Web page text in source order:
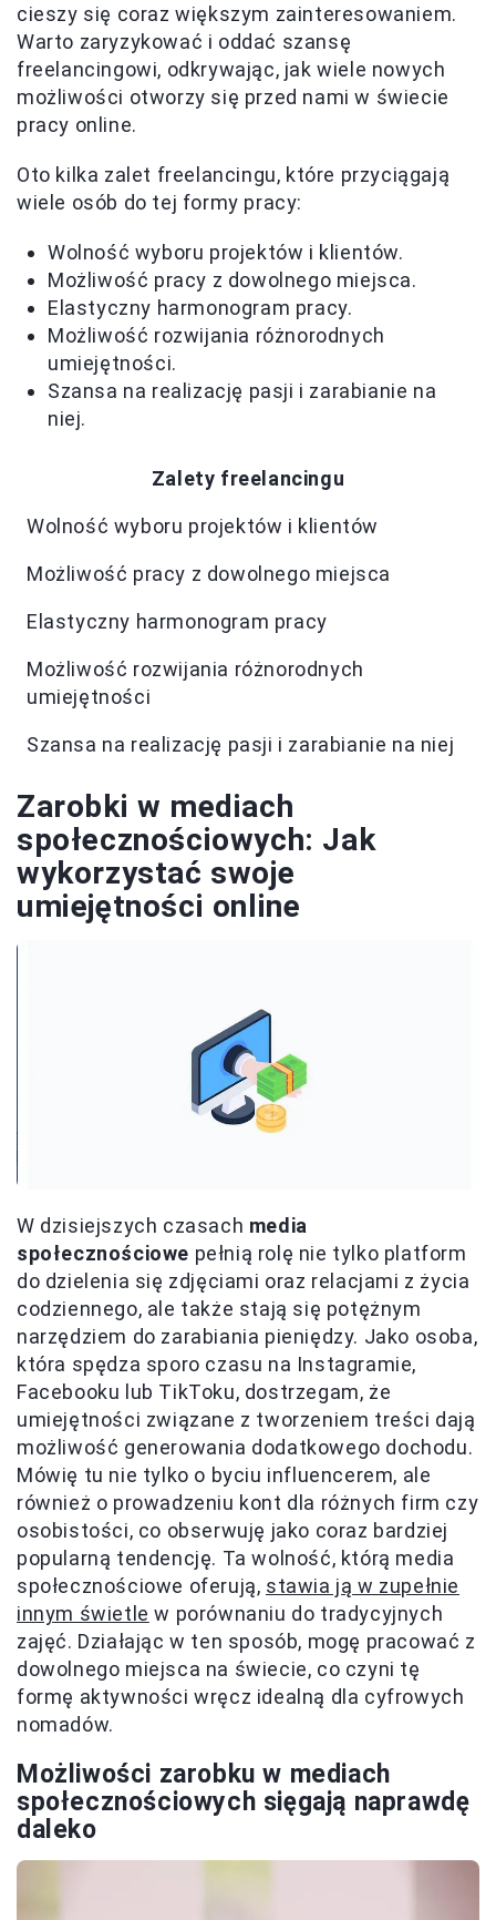
cieszy się coraz większym zainteresowaniem.
Warto zaryzykować i oddać szansę
freelancingowi, odkrywając, jak wiele nowych
możliwości otworzy się przed nami w świecie
pracy online.
Oto kilka zalet freelancingu, które przyciągają
wiele osób do tej formy pracy:
Wolność wyboru projektów i klientów.
Możliwość pracy z dowolnego miejsca.
Elastyczny harmonogram pracy.
Możliwość rozwijania różnorodnych
umiejętności.
Szansa na realizację pasji i zarabianie na
niej.
Zalety freelancingu
Wolność wyboru projektów i klientów
Możliwość pracy z dowolnego miejsca
Elastyczny harmonogram pracy
Możliwość rozwijania różnorodnych
umiejętności
Szansa na realizację pasji i zarabianie na niej
Zarobki w mediach
społecznościowych: Jak
wykorzystać swoje
umiejętności online
W dzisiejszych czasach media
społecznościowe pełnią rolę nie tylko platform
do dzielenia się zdjęciami oraz relacjami z życia
codziennego, ale także stają się potężnym
narzędziem do zarabiania pieniędzy. Jako osoba,
która spędza sporo czasu na Instagramie,
Facebooku lub TikToku, dostrzegam, że
umiejętności związane z tworzeniem treści dają
możliwość generowania dodatkowego dochodu.
Mówię tu nie tylko o byciu influencerem, ale
również o prowadzeniu kont dla różnych firm czy
osobistości, co obserwuję jako coraz bardziej
popularną tendencję. Ta wolność, którą media
społecznościowe oferują, stawia ją w zupełnie
innym świetle w porównaniu do tradycyjnych
zajęć. Działając w ten sposób, mogę pracować z
dowolnego miejsca na świecie, co czyni tę
formę aktywności wręcz idealną dla cyfrowych
nomadów.
Możliwości zarobku w mediach
społecznościowych sięgają naprawdę
daleko